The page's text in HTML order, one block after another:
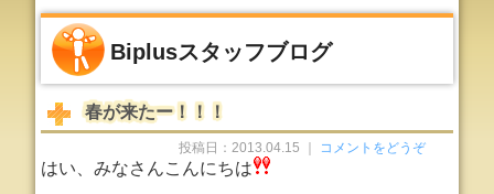
Biplusスタッフブログ
春が来たー！！！
投稿日：2013.04.15 ｜ コメントをどうぞ
はい、みなさんこんにちは